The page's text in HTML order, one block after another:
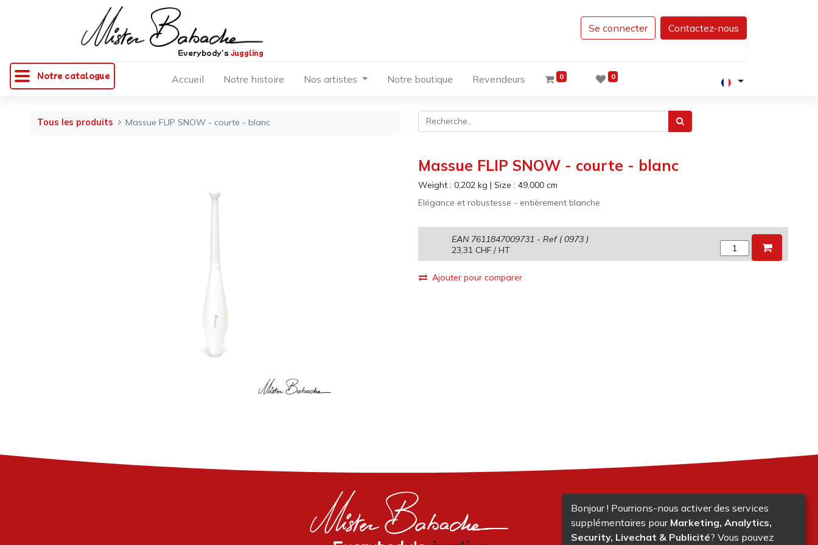
Notre catalogue
Everybody'sjuggling
Se connecter Contactez-nous
Accueil Notre histoire Nos artistes Notre boutique Revendeurs 0 0
Tous les produits Massue FLIP SNOW - courte - blanc
Massue FLIP SNOW - courte - blanc
Weight : 0,202kg | Size : 49,000cm
Elégance et robustesse - entièrement blanche
23,31CHF/ HT
EAN 7611847009731 - Ref (0973)
Ajouter pour comparer
Bonjour ! Pourrions-nous activer des services
supplémentaires pour Marketing, Analytics,
Security, Livechat & Publicité? Vous pouvez